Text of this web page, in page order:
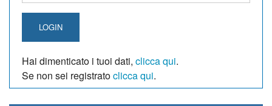
LOGIN
Hai dimenticato i tuoi dati, clicca qui.
Se non sei registratoclicca qui.